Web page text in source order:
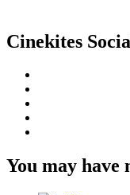
Cinekites
You may have